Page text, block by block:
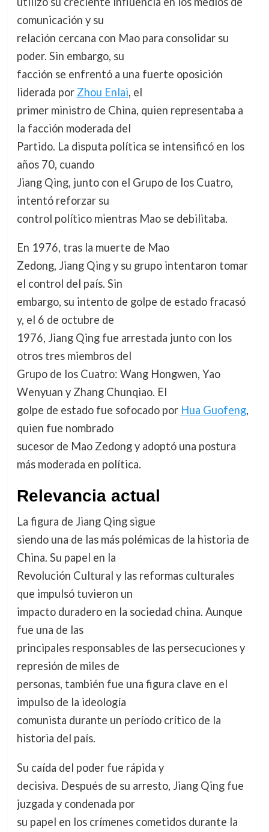
comunicación y su
relación cercana con Mao para consolidar su
poder. Sin embargo, su
facción se enfrentó a una fuerte oposición
liderada por Zhou Enlai, el
primer ministro de China, quien representaba a
la facción moderada del
Partido. La disputa política se intensificó en los
años 70, cuando
Jiang Qing, junto con el Grupo de los Cuatro,
intentó reforzar su
control político mientras Mao se debilitaba.
En 1976, tras la muerte de Mao
Zedong, Jiang Qing y su grupo intentaron tomar
el control del país. Sin
embargo, su intento de golpe de estado fracasó
y, el 6 de octubre de
1976, Jiang Qing fue arrestada junto con los
otros tres miembros del
Grupo de los Cuatro: Wang Hongwen, Yao
Wenyuan y Zhang Chunqiao. El
golpe de estado fue sofocado por Hua Guofeng,
quien fue nombrado
sucesor de Mao Zedong y adoptó una postura
más moderada en política.
Relevancia actual
La figura de Jiang Qing sigue
siendo una de las más polémicas de la historia de
China. Su papel en la
Revolución Cultural y las reformas culturales
que impulsó tuvieron un
impacto duradero en la sociedad china. Aunque
fue una de las
principales responsables de las persecuciones y
represión de miles de
personas, también fue una figura clave en el
impulso de la ideología
comunista durante un período crítico de la
historia del país.
Su caída del poder fue rápida y
decisiva. Después de su arresto, Jiang Qing fue
juzgada y condenada por
su papel en los crímenes cometidos durante la